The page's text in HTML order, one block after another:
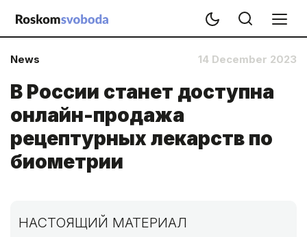
News 14 December 2023
В России станет доступна
онлайн-продажа
рецептурных лекарств по
биометрии
НАСТОЯЩИЙ МАТЕРИАЛ